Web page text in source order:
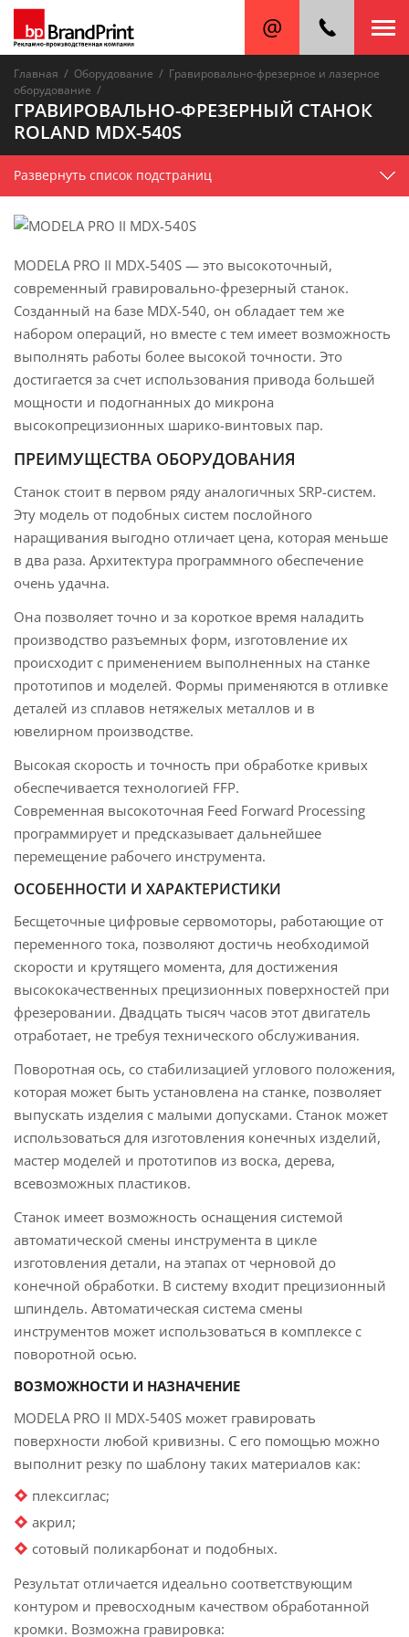
Главная / Оборудование / Гравировально-фрезерное и лазерное
оборудование /
ГРАВИРОВАЛЬНО-ФРЕЗЕРНЫЙ СТАНОК
ROLAND MDX-540S
Развернуть список подстраниц
MODELA PRO II MDX-540S — это высокоточный,
современный гравировально-фрезерный станок.
Созданный на базе MDX-540, он обладает тем же
набором операций, но вместе с тем имеет возможность
выполнять работы более высокой точности. Это
достигается за счет использования привода большей
мощности и подогнанных до микрона
высокопрецизионных шарико-винтовых пар.
ПРЕИМУЩЕСТВА ОБОРУДОВАНИЯ
Станок стоит в первом ряду аналогичных SRP-систем.
Эту модель от подобных систем послойного
наращивания выгодно отличает цена, которая меньше
в два раза. Архитектура программного обеспечение
очень удачна.
Она позволяет точно и за короткое время наладить
производство разъемных форм, изготовление их
происходит с применением выполненных на станке
прототипов и моделей. Формы применяются в отливке
деталей из сплавов нетяжелых металлов и в
ювелирном производстве.
Высокая скорость и точность при обработке кривых
обеспечивается технологией FFP.
Современная высокоточная Feed Forward Processing
программирует и предсказывает дальнейшее
перемещение рабочего инструмента.
ОСОБЕННОСТИ И ХАРАКТЕРИСТИКИ
Бесщеточные цифровые сервомоторы, работающие от
переменного тока, позволяют достичь необходимой
скорости и крутящего момента, для достижения
высококачественных прецизионных поверхностей при
фрезеровании. Двадцать тысяч часов этот двигатель
отработает, не требуя технического обслуживания.
Поворотная ось, со стабилизацией углового положения,
которая может быть установлена на станке, позволяет
выпускать изделия с малыми допусками. Станок может
использоваться для изготовления конечных изделий,
мастер моделей и прототипов из воска, дерева,
всевозможных пластиков.
Станок имеет возможность оснащения системой
автоматической смены инструмента в цикле
изготовления детали, на этапах от черновой до
конечной обработки. В систему входит прецизионный
шпиндель. Автоматическая система смены
инструментов может использоваться в комплексе с
поворотной осью.
ВОЗМОЖНОСТИ И НАЗНАЧЕНИЕ
MODELA PRO II MDX-540S может гравировать
поверхности любой кривизны. С его помощью можно
выполнит резку по шаблону таких материалов как:
плексиглас;
акрил;
сотовый поликарбонат и подобных.
Результат отличается идеально соответствующим
контуром и превосходным качеством обработанной
кромки. Возможна гравировка: